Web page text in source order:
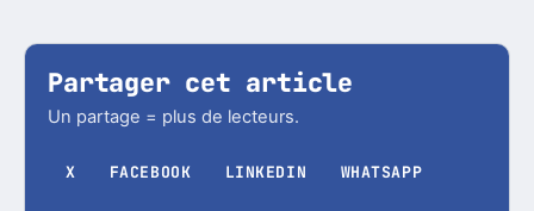
Partager cet article
Un partage = plus de lecteurs.
X FACEBOOK LINKEDIN WHATSAPP